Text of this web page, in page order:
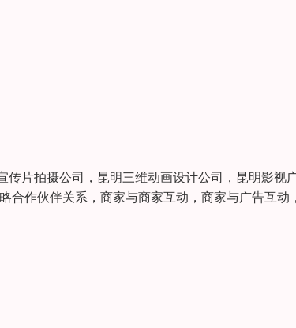
片拍摄公司，昆明三维动画设计公司，昆明影视
合作伙伴关系，商家与商家互动，商家与广告互动